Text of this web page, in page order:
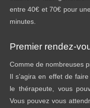
entre 40€ et 70€ pour
minutes.
Premier rendez-
Comme de nombreuses
Il s’agira en effet de
le thérapeute, vous
Vous pouvez vous